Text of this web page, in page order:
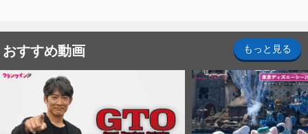
おすすめ動画 もっと見る